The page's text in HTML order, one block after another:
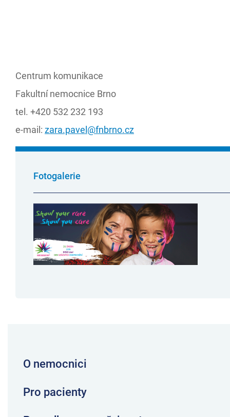
Centrum komunikace
Fakultní nemocnice Brno
tel. +420 532 232 193
e-mail: zara.pavel@fnbrno.cz
Fotogalerie
O nemocnici
Pro pacienty